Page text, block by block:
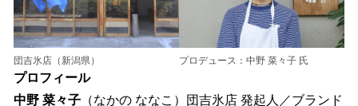
団吉氷店（新潟県） プロデュース：中野 菜々子 氏
プロフィール
中野 菜々子 （なかの ななこ）団吉氷店 発起人／ブランド